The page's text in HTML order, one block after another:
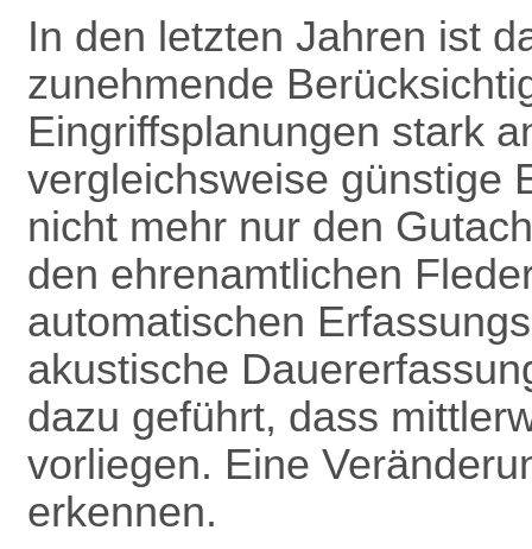
In den letzten Jahren ist
zunehmende
Eingriffsplanungen stark
vergleichsweise günstige
nicht mehr nur den
den ehrenamtlichen
automatischen
akustische
dazu geführt, dass
vorliegen. Eine
erkennen.